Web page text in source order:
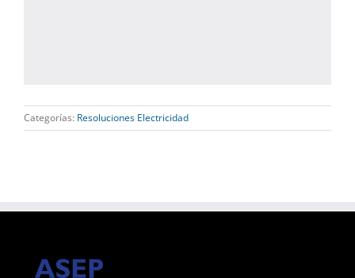
Categorías: Resoluciones Electricidad